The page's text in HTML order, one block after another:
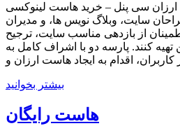
سی پنل – خرید هاست لینوکسی
سایت، وبلاگ نویس ها، و مدیران
از بازدهی مناسب سایت، ترجیح
کنند. پارسه دو با اشراف کامل به
بیشتر بخوانید
هاست رایگان